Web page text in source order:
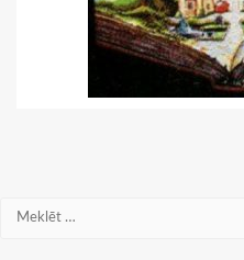
Meklēt: